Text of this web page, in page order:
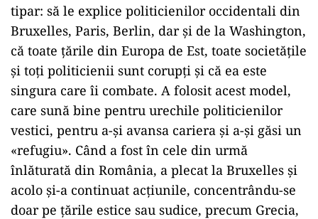
tipar: să le explice politicienilor occidentali din
Bruxelles, Paris, Berlin, dar și de la Washington,
că toate țările din Europa de Est, toate societățile
și toți politicienii sunt corupți și că ea este
singura care îi combate. A folosit acest model,
care sună bine pentru urechile politicienilor
vestici, pentru a-și avansa cariera și a-și găsi un
«refugiu». Când a fost în cele din urmă
înlăturată din România, a plecat la Bruxelles și
acolo și-a continuat acțiunile, concentrându-se
doar pe țările estice sau sudice, precum Grecia,